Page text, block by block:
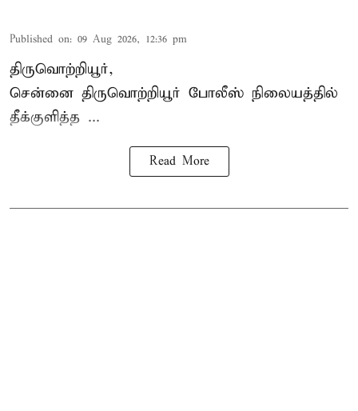
Published on: 09 Aug 2026, 12:36 pm
திருவொற்றியூர்,
சென்னை திருவொற்றியூர் போலீஸ் நிலையத்தில்
தீக்குளித்த ...
Read More